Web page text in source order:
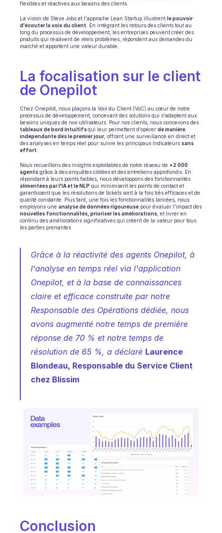
flexibles et réactives aux besoins des clients.
La vision de Steve Jobs et l'approche Lean Startup illustrent le pouvoir
d'écouter la voix du client
. En intégrant les retours des clients tout au
long du processus de développement, les entreprises peuvent créer des
produits qui résolvent de réels problèmes, répondent aux demandes du
marché et apportent une valeur durable.
La focalisation sur le client
de Onepilot
Chez Onepilot, nous plaçons la Voix du Client (VoC) au cœur de notre
processus de développement, concevant des solutions qui s'adaptent aux
tableaux de bord intuitifs qui leur permettent d'opérer de manière
indépendante dès le premier jour , offrant une surveillance en direct et
des analyses en temps réel pour suivre les principaux indicateurs sans
effort
Nous recueillons des insights exploitables de notre réseau de +2 000
agents grâce à des enquêtes ciblées et des entretiens approfondis. En
alimentées par l'IA et le NLP qui minimisent les points de contact et
garantissent que les résolutions de tickets sont à la fois très efficaces et de
qualité constante. Plus tard, une fois les fonctionnalités lancées, nous
employons une analyse de données rigoureuse
nouvelles fonctionnalités, prioriser les améliorations , et livrer en
continu des améliorations significatives qui créent de la valeur pour tous
les parties prenantes
Grâce à la réactivité des agents Onepilot, à
l'analyse en temps réel via l'application
Onepilot, et à la base de connaissances
claire et efficace construite par notre
Responsable des Opérations dédiée, nous
avons augmenté notre temps de première
réponse de 70 % et notre temps de
résolution de 65 %, a déclaré Laurence
Blondeau, Responsable du Service Client
chez Blissim
Conclusion